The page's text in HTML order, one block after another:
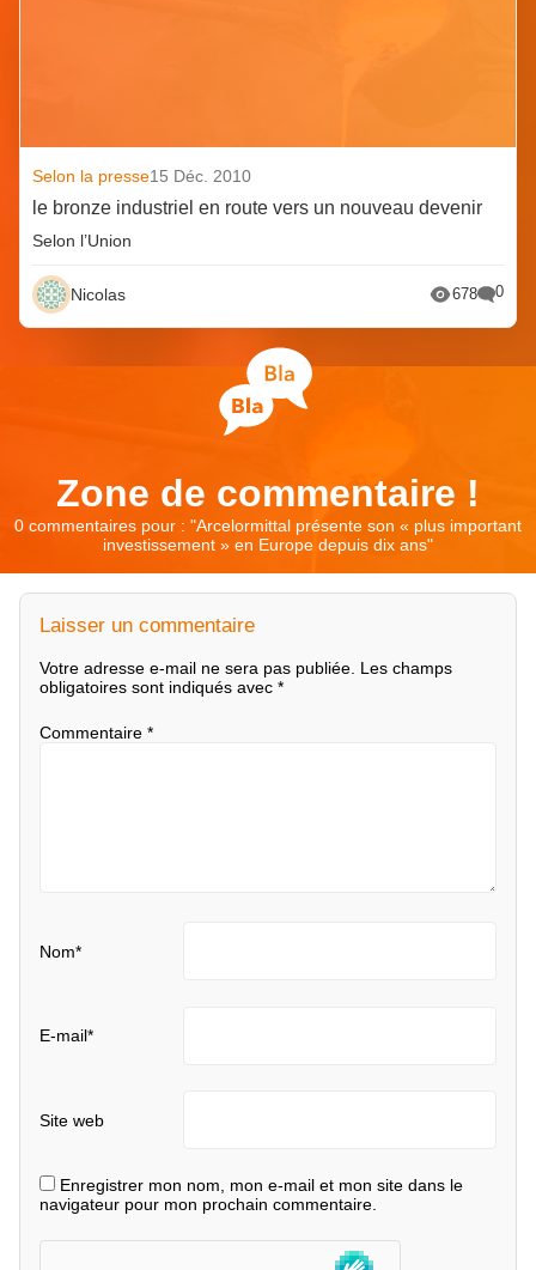
Selon la presse15 Déc. 2010
le bronze industriel en route vers un nouveau devenir
Selon l’Union
Nicolas 678 0
Zone de commentaire !
0 commentaires pour : "Arcelormittal présente son « plus important
investissement » en Europe depuis dix ans"
Laisser un commentaire
Votre adresse e-mail ne sera pas publiée. Les champs
obligatoires sont indiqués avec *
Commentaire *
Nom*
E-mail*
Site web
Enregistrer mon nom, mon e-mail et mon site dans le
navigateur pour mon prochain commentaire.